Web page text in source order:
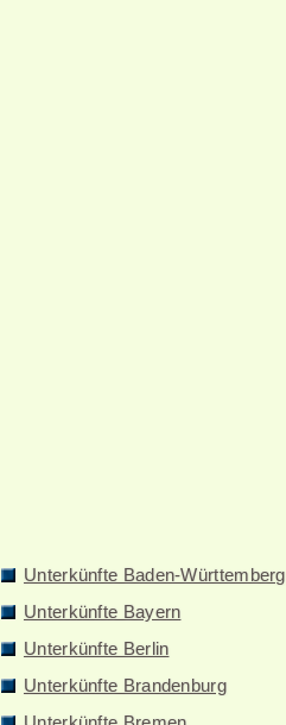
Unterkünfte Baden-Württemberg
Unterkünfte Bayern
Unterkünfte Berlin
Unterkünfte Brandenburg